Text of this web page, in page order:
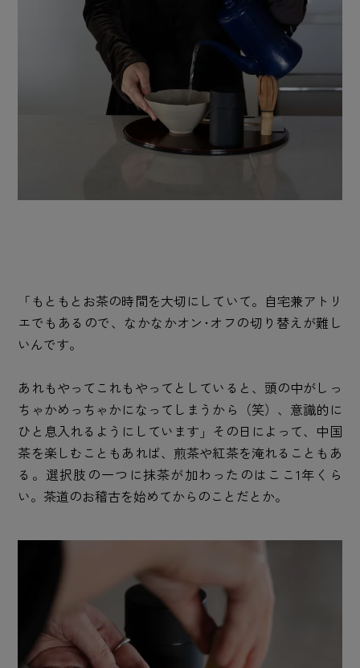
「もともとお茶の時間を大切にしていて。自宅兼アトリ
エでもあるので、なかなかオン･オフの切り替えが難し
いんです。
あれもやってこれもやってとしていると、頭の中がしっ
ちゃかめっちゃかになってしまうから（笑）、意識的に
ひと息入れるようにしています」その日によって、中国
茶を楽しむこともあれば、煎茶や紅茶を淹れることもあ
る。選択肢の一つに抹茶が加わったのはここ1年くら
い。茶道のお稽古を始めてからのことだとか。